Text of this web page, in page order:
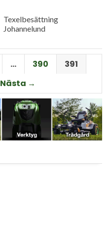
Texelbesättning
Johannelund
… 390
391
Nästa →